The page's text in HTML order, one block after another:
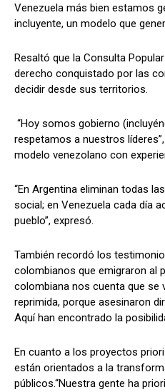
Venezuela más bien estamos
incluyente, un modelo que
Resaltó que la Consulta
derecho conquistado por las
decidir desde sus territorios.
“Hoy somos gobierno
respetamos a nuestros
modelo venezolano con
“En Argentina eliminan todas
social; en Venezuela cada día
pueblo”, expresó.
También recordó los
colombianos que emigraron al
colombiana nos cuenta que se
reprimida, porque asesinaron
Aquí han encontrado la
En cuanto a los proyectos
están orientados a la
públicos.“Nuestra gente ha